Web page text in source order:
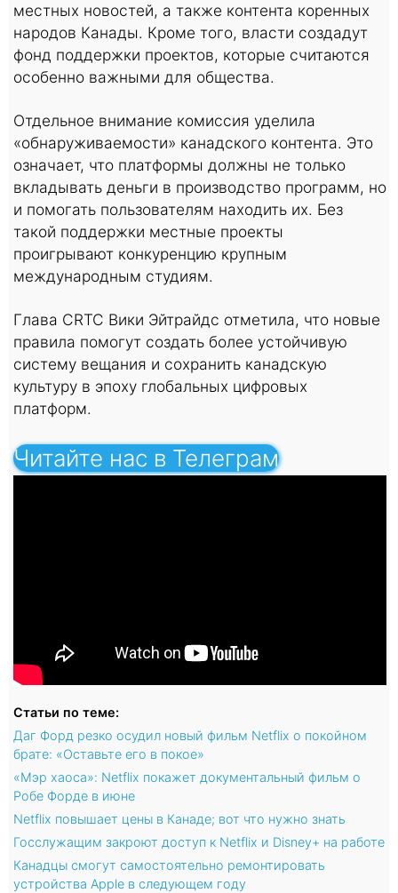
местных новостей, а также контента коренных
народов Канады. Кроме того, власти создадут
фонд поддержки проектов, которые считаются
особенно важными для общества.
Отдельное внимание комиссия уделила
«обнаруживаемости» канадского контента. Это
означает, что платформы должны не только
вкладывать деньги в производство программ, но
и помогать пользователям находить их. Без
такой поддержки местные проекты
проигрывают конкуренцию крупным
международным студиям.
Глава CRTC Вики Эйтрайдс отметила, что новые
правила помогут создать более устойчивую
систему вещания и сохранить канадскую
культуру в эпоху глобальных цифровых
платформ.
Читайте нас в Телеграм
Статьи по теме:
Даг Форд резко осудил новый фильм Netflix о покойном
брате: «Оставьте его в покое»
«Мэр хаоса»: Netflix покажет документальный фильм о
Робе Форде в июне
Netflix повышает цены в Канаде; вот что нужно знать
Госслужащим закроют доступ к Netflix и Disney+ на работе
Канадцы смогут самостоятельно ремонтировать
устройства Apple в следующем году